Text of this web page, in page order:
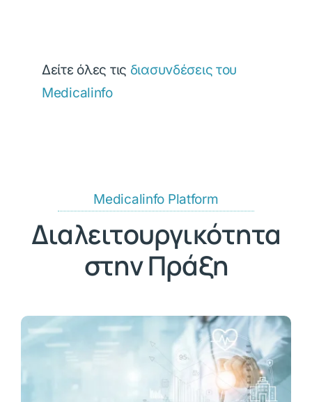
Δείτε όλες τις διασυνδέσεις του
Medicalinfo
Medicalinfo Platform
Διαλειτουργικότητα
στην Πράξη